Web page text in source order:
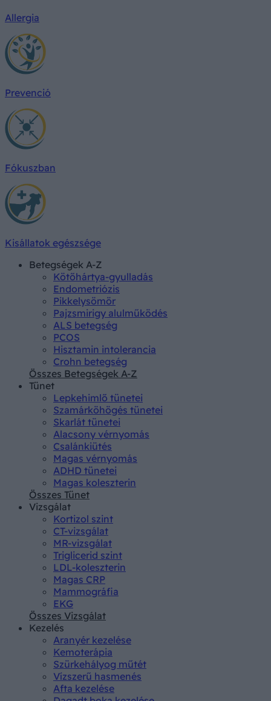
Allergia
Prevenció
Fókuszban
Kisállatok egészsége
Betegségek A-Z
Kötőhártya-gyulladás
Endometriózis
Pikkelysömör
Pajzsmirigy alulműködés
ALS betegség
PCOS
Hisztamin intolerancia
Crohn betegség
Összes Betegségek A-Z
Tünet
Lepkehimlő tünetei
Szamárköhögés tünetei
Skarlát tünetei
Alacsony vérnyomás
Csalánkiütés
Magas vérnyomás
ADHD tünetei
Magas koleszterin
Összes Tünet
Vizsgálat
Kortizol szint
CT-vizsgálat
MR-vizsgálat
Triglicerid szint
LDL-koleszterin
Magas CRP
Mammográfia
EKG
Összes Vizsgálat
Kezelés
Aranyér kezelése
Kemoterápia
Szürkehályog műtét
Vízszerű hasmenés
Afta kezelése